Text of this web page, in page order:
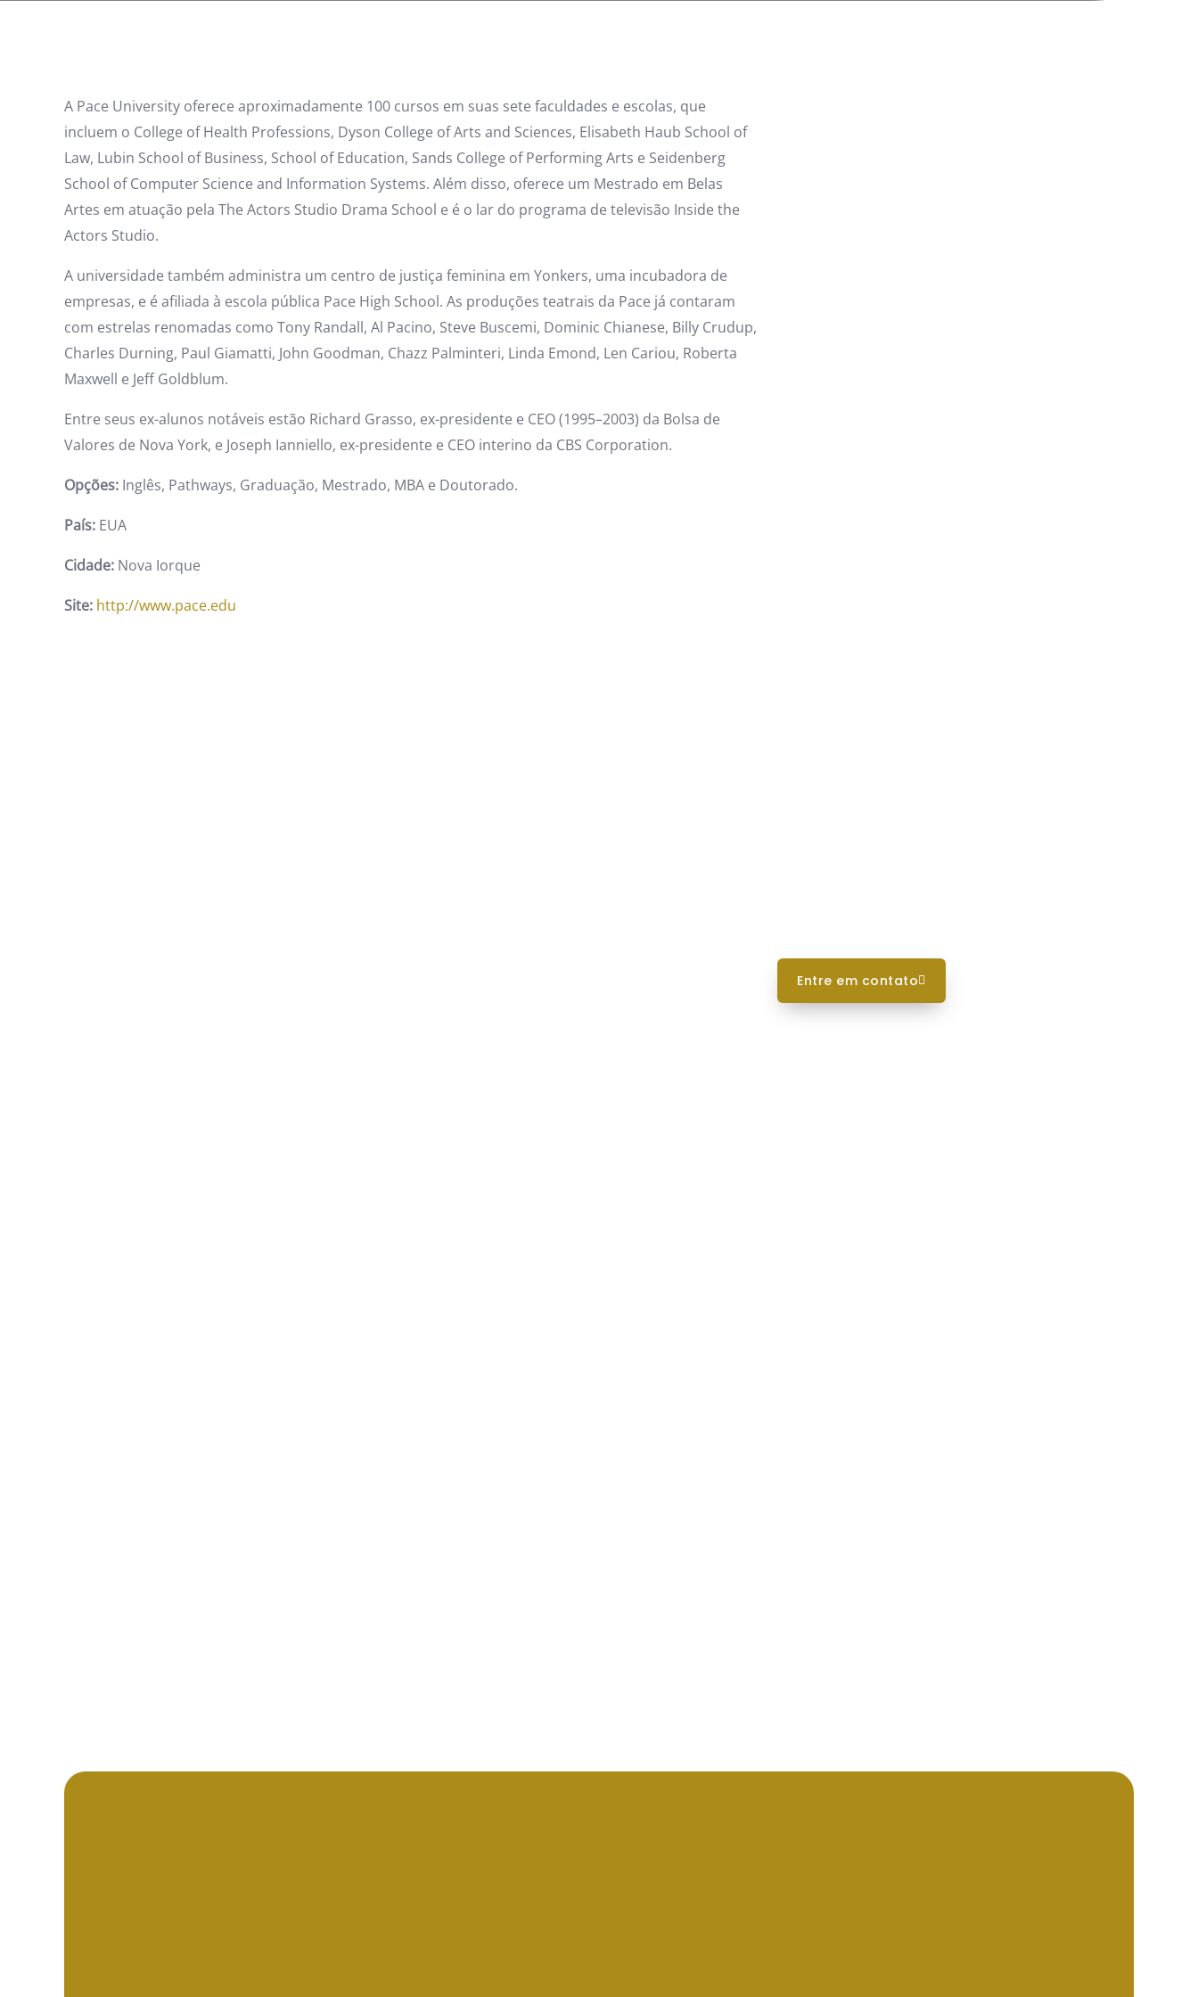
A Pace University oferece aproximadamente 100 cursos em suas sete faculdades e escolas, que
incluem o College of Health Professions, Dyson College of Arts and Sciences, Elisabeth Haub School of
Law, Lubin School of Business, School of Education, Sands College of Performing Arts e Seidenberg
School of Computer Science and Information Systems. Além disso, oferece um Mestrado em Belas
Artes em atuação pela The Actors Studio Drama School e é o lar do programa de televisão Inside the
Actors Studio.
A universidade também administra um centro de justiça feminina em Yonkers, uma incubadora de
empresas, e é afiliada à escola pública Pace High School. As produções teatrais da Pace já contaram
com estrelas renomadas como Tony Randall, Al Pacino, Steve Buscemi, Dominic Chianese, Billy Crudup,
Charles Durning, Paul Giamatti, John Goodman, Chazz Palminteri, Linda Emond, Len Cariou, Roberta
Maxwell e Jeff Goldblum.
Entre seus ex-alunos notáveis estão Richard Grasso, ex-presidente e CEO (1995–2003) da Bolsa de
Valores de Nova York, e Joseph Ianniello, ex-presidente e CEO interino da CBS Corporation.
Opções: Inglês, Pathways, Graduação, Mestrado, MBA e Doutorado.
País: EUA
Cidade: Nova Iorque
Site: http://www.pace.edu
entre em contato